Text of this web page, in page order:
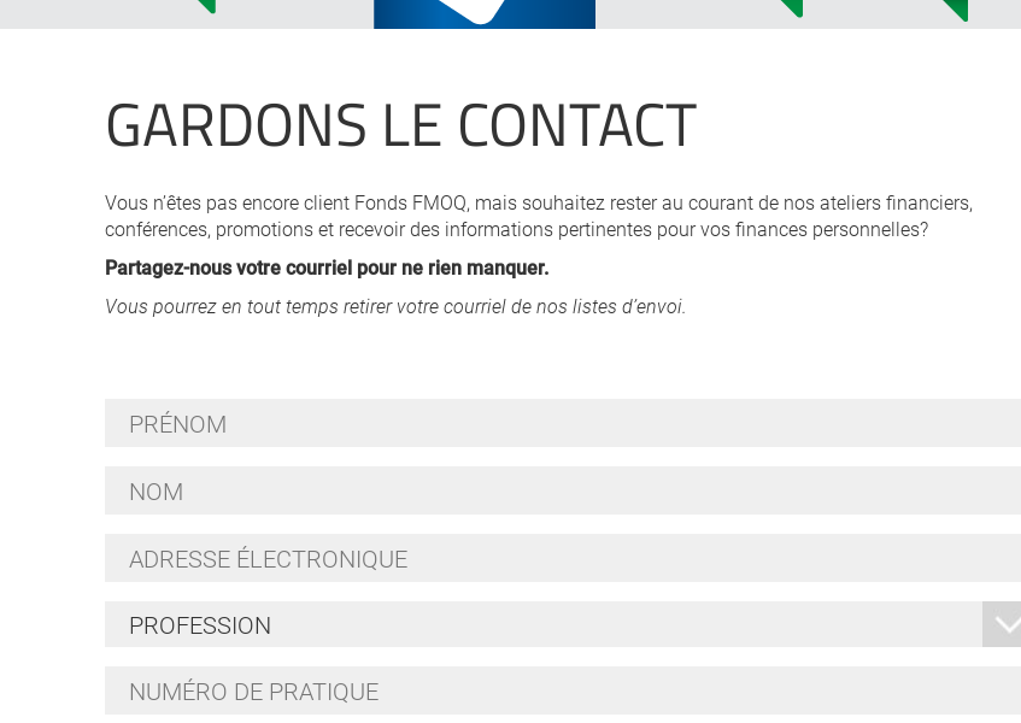
GARDONS LE CONTACT
Vous n’êtes pas encore client Fonds FMOQ, mais souhaitez rester au courant de nos ateliers financiers,
conférences, promotions et recevoir des informations pertinentes pour vos finances personnelles?
Partagez-nous votre courriel pour ne rien manquer.
Vous pourrez en tout temps retirer votre courriel de nos listes d’envoi.
Prénom
Nom
Adresse
électronique
Profession
Numéro